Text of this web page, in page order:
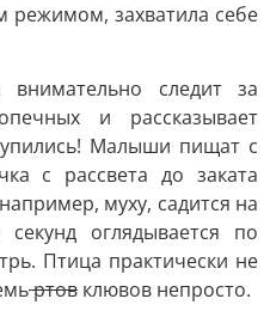
захватила себе
следит за
и рассказывает
Малыши пищат с
с рассвета до заката
муху, садится на
оглядывается по
Птица практически не
ртов клювов непросто.